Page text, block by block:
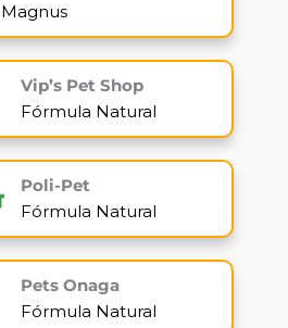
Magnus
Vip’s Pet Shop
Fórmula Natural
Poli-Pet
Fórmula Natural
Pets Onaga
Fórmula Natural